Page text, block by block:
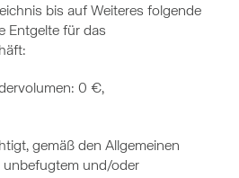
bis auf Weiteres folgende
Entgelte für das
0 €,
gemäß den Allgemeinen
unbefugtem und/oder